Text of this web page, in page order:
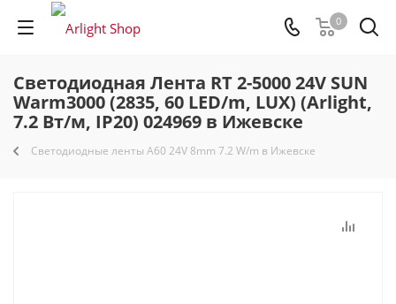
0
Светодиодная Лента RT 2-5000 24V SUN
Warm3000 (2835, 60 LED/m, LUX) (Arlight,
7.2 Вт/м, IP20) 024969 в Ижевске
Светодиодные ленты A60 24V 8mm 7.2 W/m в Ижевске